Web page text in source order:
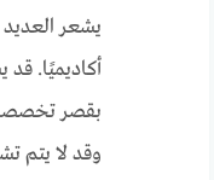
يشعر
أكاديميًا.
بقصر
وقد لا يتم